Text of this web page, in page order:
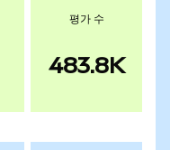
평가 수
483.8K